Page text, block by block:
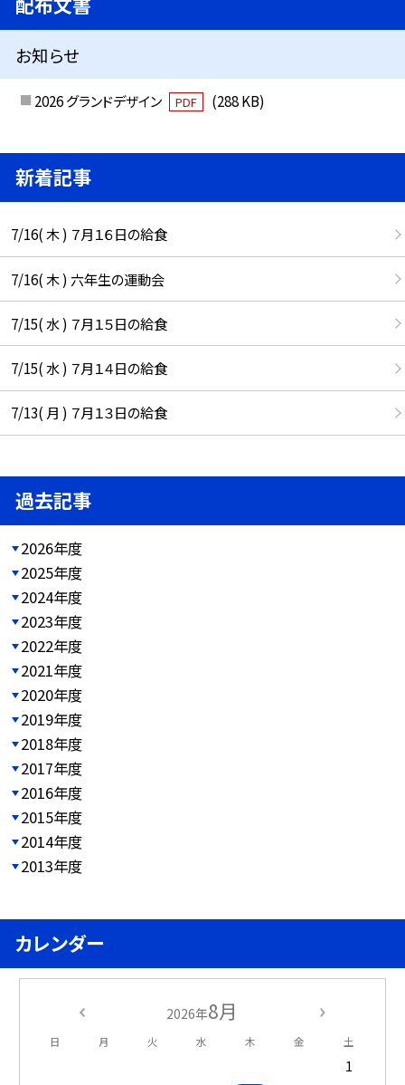
お知らせ
2026 グランドデザイン PDF (288 KB)
新着記事
7/16( 木 ) ７月１６日の給食
7/16( 木 ) 六年生の運動会
7/15( 水 ) ７月１５日の給食
7/15( 水 ) ７月１４日の給食
7/13( 月 ) ７月１３日の給食
過去記事
2026年度
2025年度
2024年度
2023年度
2022年度
2021年度
2020年度
2019年度
2018年度
2017年度
2016年度
2015年度
2014年度
2013年度
カレンダー
2026年8月
日 月 火 水 木 金 土
1